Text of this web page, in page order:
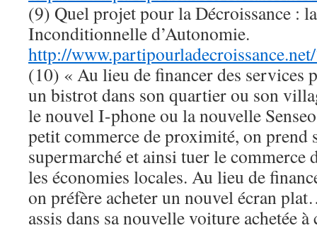
(9) Quel projet pour la Décroissance :
Inconditionnelle d’Autonomie.
http://
(10) « Au lieu de financer des services
un bistrot dans son quartier ou son
le nouvel I-phone ou la nouvelle
petit commerce de proximité, on prend
supermarché et ainsi tuer le commerce
les économies locales. Au lieu de
on préfère acheter un nouvel écran
assis dans sa nouvelle voiture achetée